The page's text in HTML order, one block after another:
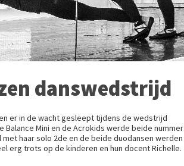
danswedstrijd
er in de wacht gesleept tijdens de wedstrijd
Balance Mini en de Acrokids werde beide nummer
met haar solo 2de en de beide duodansen werden
erg trots op de kinderen en hun docent Richelle.